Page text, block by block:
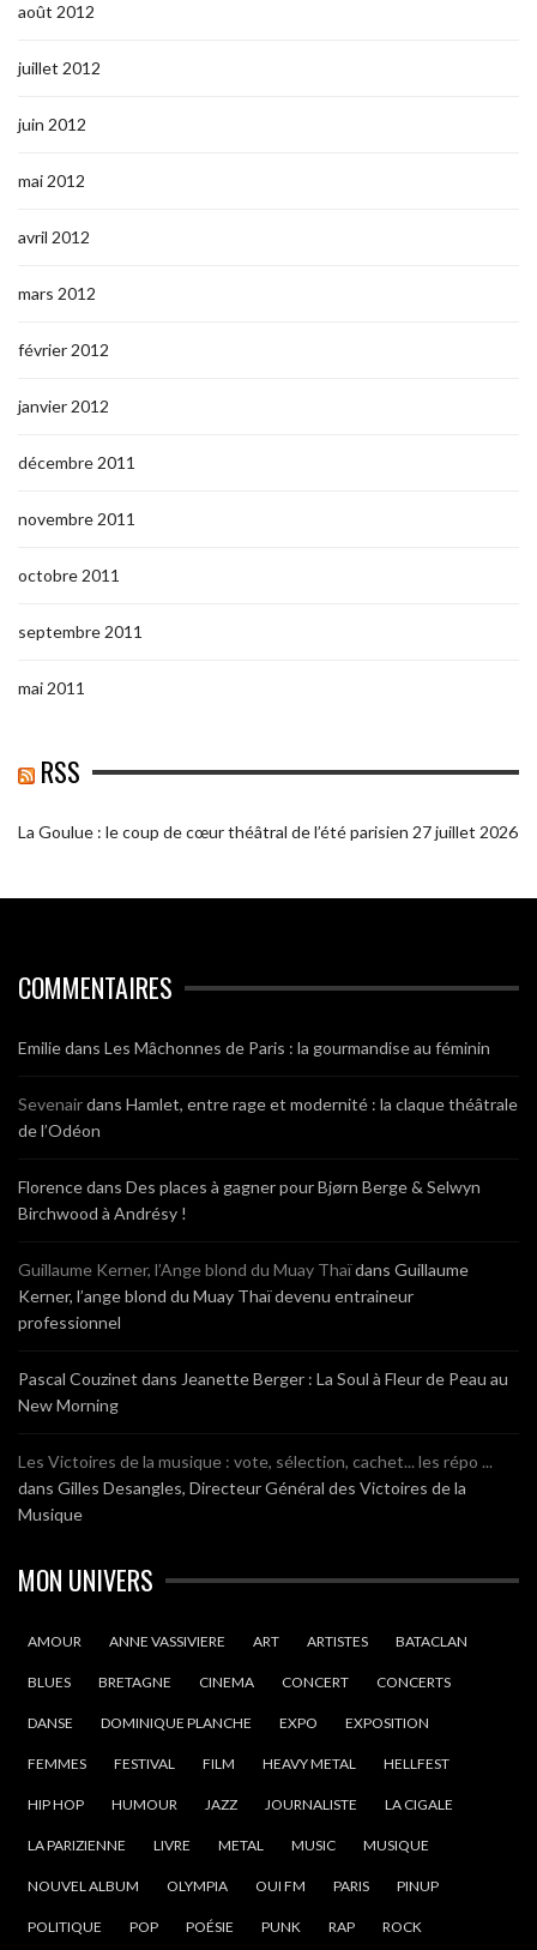
août 2012
juillet 2012
juin 2012
mai 2012
avril 2012
mars 2012
février 2012
janvier 2012
décembre 2011
novembre 2011
octobre 2011
septembre 2011
mai 2011
RSS
La Goulue : le coup de cœur théâtral de l’été parisien 27 juillet 2026
COMMENTAIRES
Emiliedans Les Mâchonnes de Paris : la gourmandise au féminin
Sevenairdans Hamlet, entre rage et modernité : la claque théâtrale
de l’Odéon
Florencedans Des places à gagner pour Bjørn Berge & Selwyn
Birchwood à Andrésy !
Guillaume Kerner, l’Ange blond du Muay Thaïdans Guillaume
Kerner, l’ange blond du Muay Thaï devenu entraineur
professionnel
Pascal Couzinet dans Jeanette Berger : La Soul à Fleur de Peau au
New Morning
Les Victoires de la musique : vote, sélection, cachet... les répo ...
dans Gilles Desangles, Directeur Général des Victoires de la
Musique
MON UNIVERS
AMOUR ANNE VASSIVIERE ART ARTISTES BATACLAN
BLUES BRETAGNE CINEMA CONCERT CONCERTS
DANSE DOMINIQUE PLANCHE EXPO EXPOSITION
FEMMES FESTIVAL FILM HEAVY METAL HELLFEST
HIP HOP HUMOUR JAZZ JOURNALISTE LA CIGALE
LA PARIZIENNE LIVRE METAL MUSIC MUSIQUE
NOUVEL ALBUM OLYMPIA OUI FM PARIS PINUP
POLITIQUE POP POÉSIE PUNK RAP ROCK